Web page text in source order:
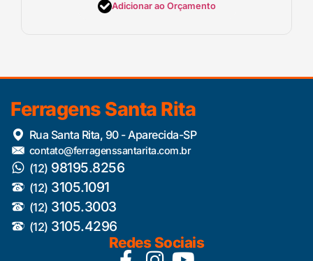
Adicionar ao Orçamento
Ferragens Santa Rita
Rua Santa Rita, 90 - Aparecida-SP
contato@ferragenssantarita.com.br
(12) 98195.8256
(12) 3105.1091
(12) 3105.3003
(12) 3105.4296
Redes Sociais